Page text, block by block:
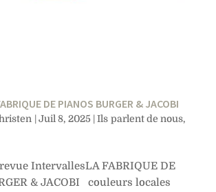
DE PIANOS BURGER & JACOBI
|Juil 8, 2025|Ils parlent de nous,
revue IntervallesLA FABRIQUE DE
& JACOBI couleurs locales